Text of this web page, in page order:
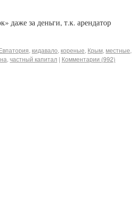
даже за деньги, т.к. арендатор
, кидавало, кореные, Крым, местные,
, частный капитал | Комментарии (992)